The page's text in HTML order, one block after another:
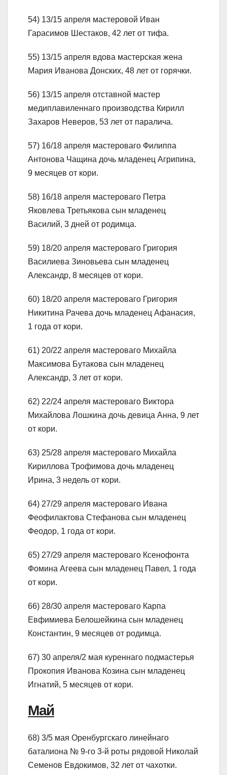
54) 13/15 апреля мастеровой Иван
Гарасимов Шестаков, 42 лет от тифа.
55) 13/15 апреля вдова мастерская жена
Мария Иванова Донских, 48 лет от горячки.
56) 13/15 апреля отставной мастер
медиплавиленнаго производства Кирилл
Захаров Неверов, 53 лет от паралича.
57) 16/18 апреля мастероваго Филиппа
Антонова Чащина дочь младенец Агрипина,
9 месяцев от кори.
58) 16/18 апреля мастероваго Петра
Яковлева Третьякова сын младенец
Василий, 3 дней от родимца.
59) 18/20 апреля мастероваго Григория
Василиева Зиновьева сын младенец
Александр, 8 месяцев от кори.
60) 18/20 апреля мастероваго Григория
Никитина Рачева дочь младенец Афанасия,
1 года от кори.
61) 20/22 апреля мастероваго Михайла
Максимова Бутакова сын младенец
Александр, 3 лет от кори.
62) 22/24 апреля мастероваго Виктора
Михайлова Лошкина дочь девица Анна, 9 лет
от кори.
63) 25/28 апреля мастероваго Михайла
Кириллова Трофимова дочь младенец
Ирина, 3 недель от кори.
64) 27/29 апреля мастероваго Ивана
Феофилактова Стефанова сын младенец
Феодор, 1 года от кори.
65) 27/29 апреля мастероваго Ксенофонта
Фомина Агеева сын младенец Павел, 1 года
от кори.
66) 28/30 апреля мастероваго Карпа
Евфимиева Белошейкина сын младенец
Константин, 9 месяцев от родимца.
67) 30 апреля/2 мая куреннаго подмастерья
Прокопия Иванова Козина сын младенец
Игнатий, 5 месяцев от кори.
Май
68) 3/5 мая Оренбургскаго линейнаго
баталиона № 9-го 3-й роты рядовой Николай
Семенов Евдокимов, 32 лет от чахотки.